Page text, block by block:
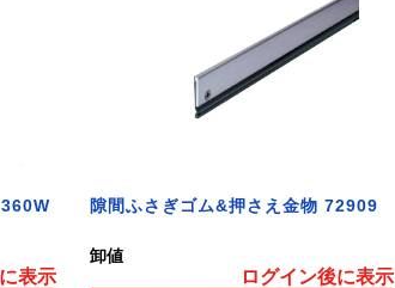
表示
隙間ふさぎゴム&押さえ金物 72909
卸値
ログイン後に表示